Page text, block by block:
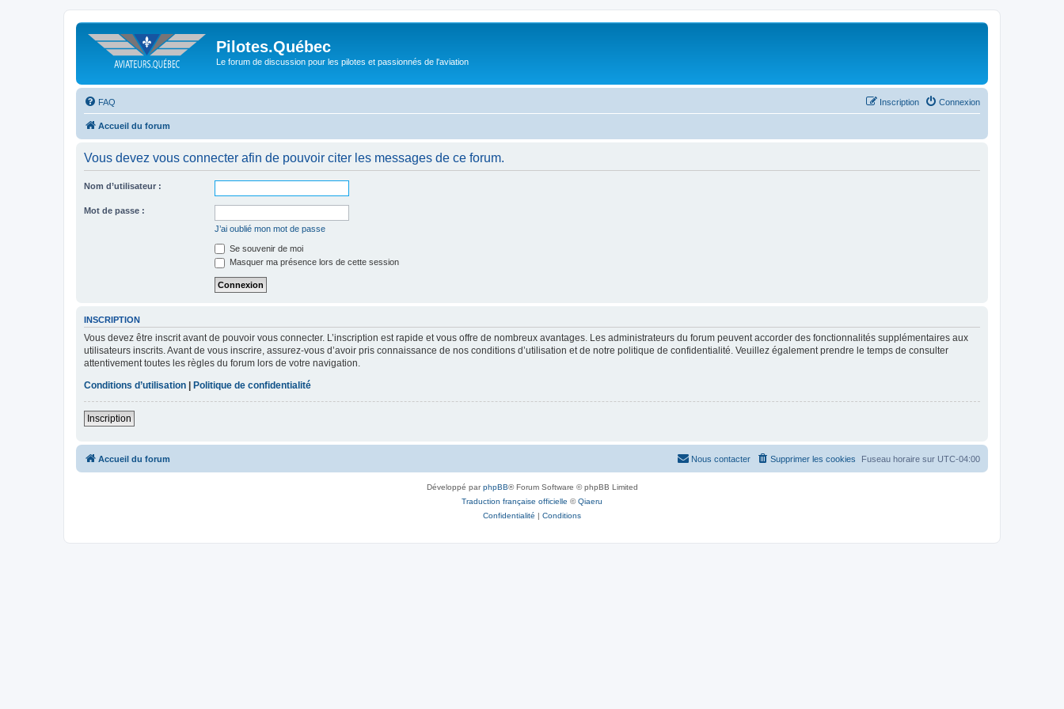
Pilotes.Québec
Le forum de discussion pour les pilotes et passionnés de l'aviation
FAQ Connexion
Inscription
Accueil du forum
Vous devez vous connecter afin de pouvoir citer les messages de ce forum.
Nom d’utilisateur :
Mot de passe :
J’ai oublié mon mot de passe
Se souvenir de moi
Masquer ma présence lors de cette session
INSCRIPTION
Vous devez être inscrit avant de pouvoir vous connecter. L’inscription est rapide et vous offre de nombreux avantages. Les administrateurs du forum peuvent accorder des fonctionnalités supplémentaires aux
utilisateurs inscrits. Avant de vous inscrire, assurez-vous d’avoir pris connaissance de nos conditions d’utilisation et de notre politique de confidentialité. Veuillez également prendre le temps de consulter
attentivement toutes les règles du forum lors de votre navigation.
Conditions d’utilisation
Politique de confidentialité
Inscription
Accueil du forum Fuseau horaire sur UTC-04:00
Supprimer les cookies
Nous contacter
Développé parphpBB® Forum Software © phpBB Limited
Traduction française officielle ©Qiaeru
Confidentialité | Conditions